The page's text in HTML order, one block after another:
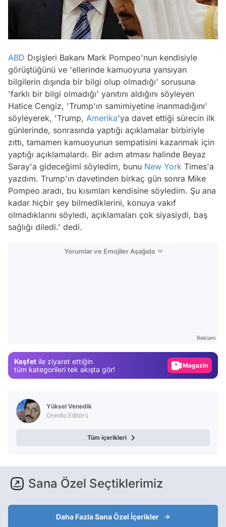
ABD Dışişleri Bakanı Mark Pompeo'nun kendisiyle
görüştüğünü ve 'ellerinde kamuoyuna yansıyan
bilgilerin dışında bir bilgi olup olmadığı' sorusuna
'farklı bir bilgi olmadığı' yanıtını aldığını söyleyen
Hatice Cengiz, 'Trump'ın samimiyetine inanmadığını'
söyleyerek, 'Trump, Amerika'ya davet ettiği sürecin ilk
günlerinde, sonrasında yaptığı açıklamalar birbiriyle
zıttı, tamamen kamuoyunun sempatisini kazanmak için
yaptığı açıklamalardı. Bir adım atması halinde Beyaz
Saray'a gideceğimi söyledim, bunu New York Times'a
yazdım. Trump'ın davetinden birkaç gün sonra Mike
Pompeo aradı, bu kısımları kendisine söyledim. Şu ana
kadar hiçbir şey bilmediklerini, konuya vakıf
olmadıklarını söyledi, açıklamaları çok siyasiydi, baş
sağlığı diledi.' dedi.
Yorumlar ve Emojiler Aşağıda
Reklam
Keşfet ile ziyaret ettiğin
tüm kategorileri tek akışta gör!
Video
Yüksel Venedik
Onedio Editörü
Tüm içerikleri
Sana Özel Seçtiklerimiz
Daha Fazla Sana Özel İçerikler